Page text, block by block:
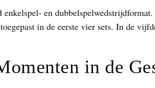
enkelspel- en
in de eerste vier sets. In de
in de